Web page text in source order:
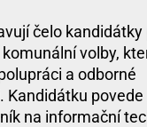
čelo kandidátky
volby,
a odborné
povede
na informační